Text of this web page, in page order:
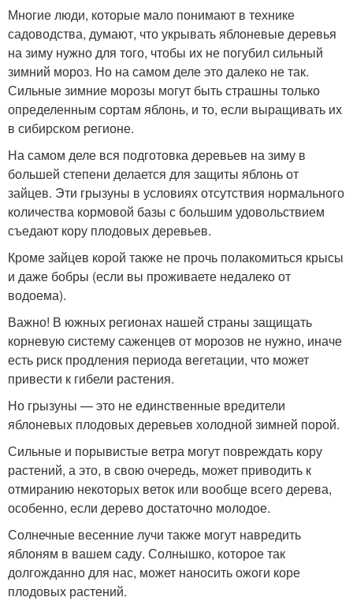
Многие люди, которые мало понимают в технике
садоводства, думают, что укрывать яблоневые деревья
на зиму нужно для того, чтобы их не погубил сильный
зимний мороз. Но на самом деле это далеко не так.
Сильные зимние морозы могут быть страшны только
определенным сортам яблонь, и то, если выращивать их
в сибирском регионе.
На самом деле вся подготовка деревьев на зиму в
большей степени делается для защиты яблонь от
зайцев. Эти грызуны в условиях отсутствия нормального
количества кормовой базы с большим удовольствием
съедают кору плодовых деревьев.
Кроме зайцев корой также не прочь полакомиться крысы
и даже бобры (если вы проживаете недалеко от
водоема).
Важно! В южных регионах нашей страны защищать
корневую систему саженцев от морозов не нужно, иначе
есть риск продления периода вегетации, что может
привести к гибели растения.
Но грызуны — это не единственные вредители
яблоневых плодовых деревьев холодной зимней порой.
Сильные и порывистые ветра могут повреждать кору
растений, а это, в свою очередь, может приводить к
отмиранию некоторых веток или вообще всего дерева,
особенно, если дерево достаточно молодое.
Солнечные весенние лучи также могут навредить
яблоням в вашем саду. Солнышко, которое так
долгожданно для нас, может наносить ожоги коре
плодовых растений.